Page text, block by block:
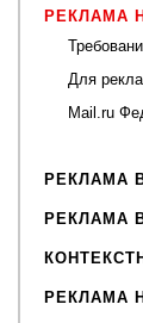
РЕКЛАМА
Для
Mail.ru
РЕКЛАМА
РЕКЛАМА
РЕКЛАМА